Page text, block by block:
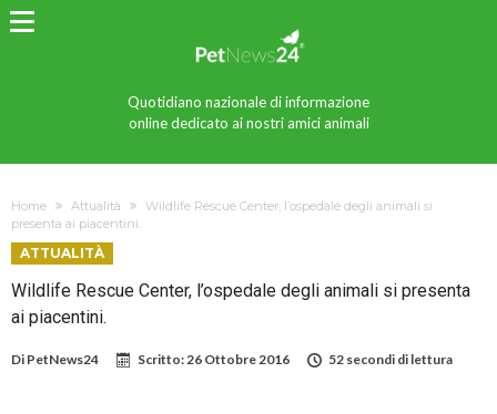
Quotidiano nazionale di informazione
online dedicato ai nostri amici animali
Home Attualità
Wildlife Rescue Center, l’ospedale degli animali si
presenta ai piacentini.
ATTUALITÀ
Wildlife Rescue Center, l’ospedale degli animali si presenta
ai piacentini.
Di PetNews24 Scritto:26 Ottobre 2016 52 secondi di lettura